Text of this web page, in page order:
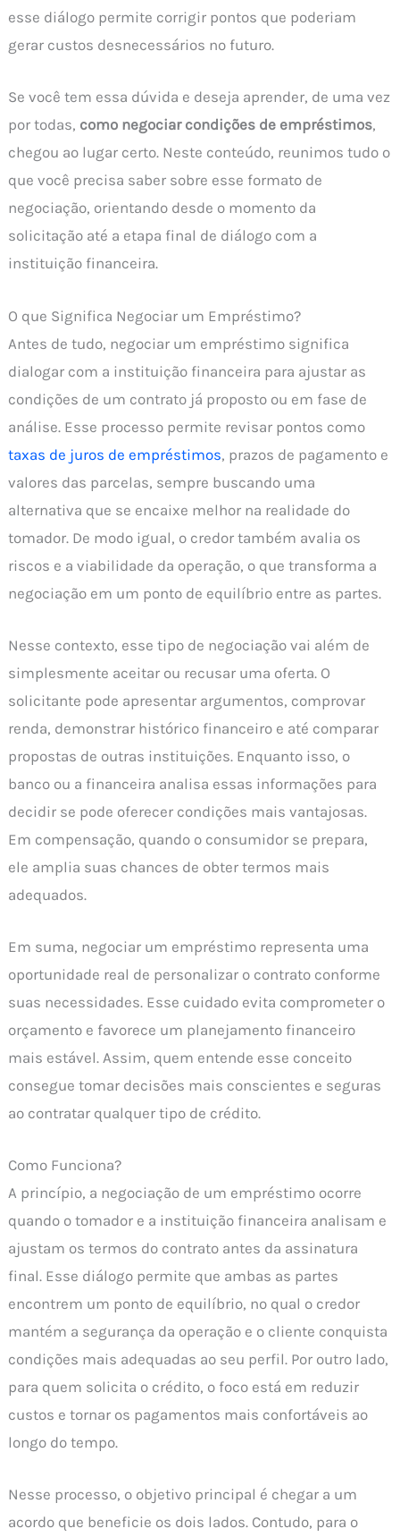
esse diálogo permite corrigir pontos que poderiam
gerar custos desnecessários no futuro.
Se você tem essa dúvida e deseja aprender, de uma vez
por todas, como negociar condições de empréstimos,
chegou ao lugar certo. Neste conteúdo, reunimos tudo o
que você precisa saber sobre esse formato de
negociação, orientando desde o momento da
solicitação até a etapa final de diálogo com a
instituição financeira.
O que Significa Negociar um Empréstimo?
Antes de tudo, negociar um empréstimo significa
dialogar com a instituição financeira para ajustar as
condições de um contrato já proposto ou em fase de
análise. Esse processo permite revisar pontos como
taxas de juros de empréstimos, prazos de pagamento e
valores das parcelas, sempre buscando uma
alternativa que se encaixe melhor na realidade do
tomador. De modo igual, o credor também avalia os
riscos e a viabilidade da operação, o que transforma a
negociação em um ponto de equilíbrio entre as partes.
Nesse contexto, esse tipo de negociação vai além de
simplesmente aceitar ou recusar uma oferta. O
solicitante pode apresentar argumentos, comprovar
renda, demonstrar histórico financeiro e até comparar
propostas de outras instituições. Enquanto isso, o
banco ou a financeira analisa essas informações para
decidir se pode oferecer condições mais vantajosas.
Em compensação, quando o consumidor se prepara,
ele amplia suas chances de obter termos mais
adequados.
Em suma, negociar um empréstimo representa uma
oportunidade real de personalizar o contrato conforme
suas necessidades. Esse cuidado evita comprometer o
orçamento e favorece um planejamento financeiro
mais estável. Assim, quem entende esse conceito
consegue tomar decisões mais conscientes e seguras
ao contratar qualquer tipo de crédito.
Como Funciona?
A princípio, a negociação de um empréstimo ocorre
quando o tomador e a instituição financeira analisam e
ajustam os termos do contrato antes da assinatura
final. Esse diálogo permite que ambas as partes
encontrem um ponto de equilíbrio, no qual o credor
mantém a segurança da operação e o cliente conquista
condições mais adequadas ao seu perfil. Por outro lado,
para quem solicita o crédito, o foco está em reduzir
custos e tornar os pagamentos mais confortáveis ao
longo do tempo.
Nesse processo, o objetivo principal é chegar a um
acordo que beneficie os dois lados. Contudo, para o